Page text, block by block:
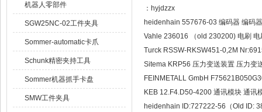
机器人零部件
SGW25NC-02工件夹具
Sommer-automatic卡爪
Schunk精密夹持工具
Sommer机器抓手卡盘
SMW工件夹具
：hyjdzzx
heidenhain 557676-03 编码器 编码
Vahle 236016 （old 230200) 电刷
Turck RSSW-RKSW451-0,2M
Sitema KRP56 压力变送装置 压力变
FEINMETALL GmbH
KEB 12.F4.D50-4200 通讯模块 通讯
heidenhain ID:727222-56（Old ID: